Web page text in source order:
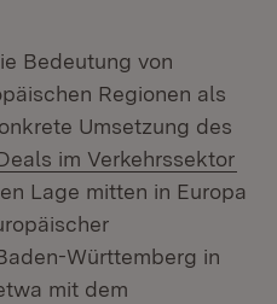
Bedeutung von
Regionen als
Umsetzung des
im Verkehrssektor
Lage mitten in Europa
Württemberg in
mit dem